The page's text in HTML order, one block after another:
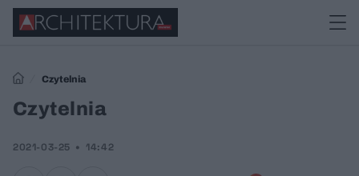
Czytelnia
Czytelnia
2021-03-25 14:42